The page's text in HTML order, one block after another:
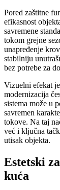
Pored zaštitne
efikasnost
savremene
tokom grejne
unapređenje
stabilniju
bez potrebe za
Vizuelni efekat
modernizacija
sistema može u
savremen
tokove. Na taj
već i ključna
utisak objekta.
Estetski
kuća